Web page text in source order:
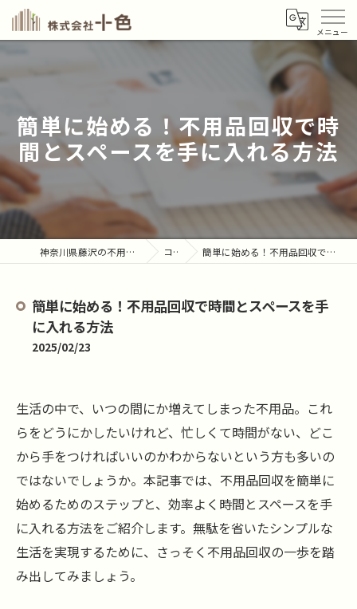
簡単に始める！不用品回収で時
間とスペースを手に入れる方法
神奈川県藤沢の不用品回収なら株式会社十色 コラム 簡単に始める！不用品回収で時間とスペースを手に入れる方法
簡単に始める！不用品回収で時間とスペースを手
に入れる方法
2025/02/23
生活の中で、いつの間にか増えてしまった不用品。これ
らをどうにかしたいけれど、忙しくて時間がない、どこ
から手をつければいいのかわからないという方も多いの
ではないでしょうか。本記事では、不用品回収を簡単に
始めるためのステップと、効率よく時間とスペースを手
に入れる方法をご紹介します。無駄を省いたシンプルな
生活を実現するために、さっそく不用品回収の一歩を踏
み出してみましょう。